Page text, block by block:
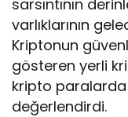
sarsıntının
varlıklarının
Kriptonun
gösteren yerli
kripto
değerlendirdi.